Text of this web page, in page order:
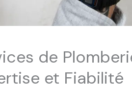
de
et Fiabilité